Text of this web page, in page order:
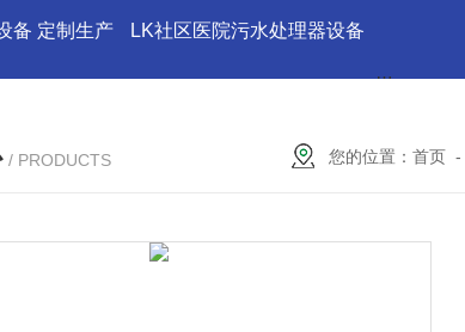
备 定制生产 LK社区医院污水处理器设备
/ PRODUCTS 您的位置：首页 -